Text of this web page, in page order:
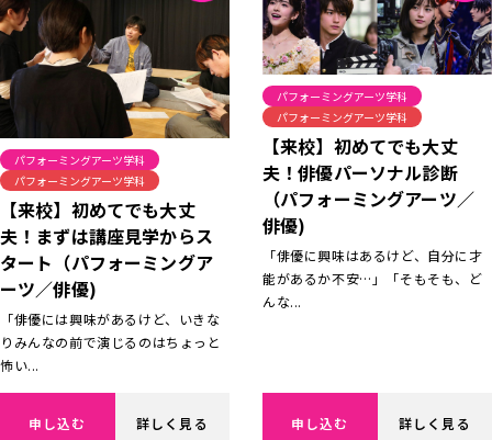
パフォーミングアーツ学科
パフォーミングアーツ学科
【来校】初めてでも大丈
夫！まずは講座見学からス
タート（パフォーミングア
ーツ／俳優)
「俳優には興味があるけど、いきな
りみんなの前で演じるのはちょっと
怖い...
申し込む 詳しく見る
パフォーミングアーツ学科
パフォーミングアーツ学科
【来校】初めてでも大丈
夫！俳優パーソナル診断
（パフォーミングアーツ／
俳優)
「俳優に興味はあるけど、自分に才
能があるか不安…」「そもそも、ど
んな...
申し込む 詳しく見る